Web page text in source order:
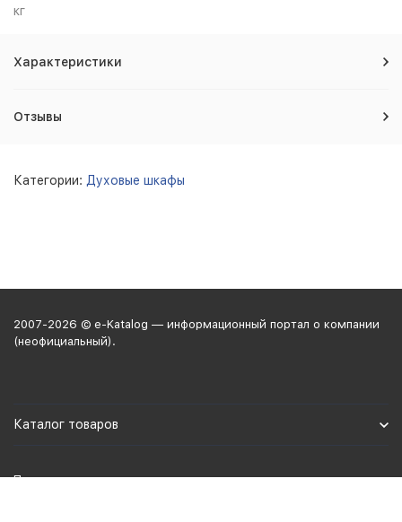
кг
Характеристики
Отзывы
Категории: Духовые шкафы
2007-2026 © e-Katalog — информационный портал о компании
(неофициальный).
Каталог товаров
Политика персональных данных